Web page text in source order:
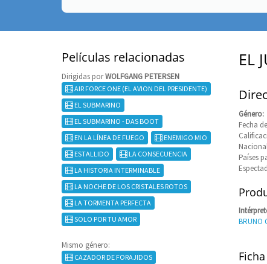
Películas relacionadas
Dirigidas porWOLFGANG PETERSEN
AIR FORCE ONE (EL AVION DEL PRESIDENTE)
EL SUBMARINO
EL SUBMARINO - DAS BOOT
EN LA LÍNEA DE FUEGO
ENEMIGO MIO
ESTALLIDO
LA CONSECUENCIA
LA HISTORIA INTERMINABLE
LA NOCHE DE LOS CRISTALES ROTOS
LA TORMENTA PERFECTA
SOLO POR TU AMOR
Mismo género:
CAZADOR DE FORAJIDOS
EL
Género:
Fecha
Países
BRUNO